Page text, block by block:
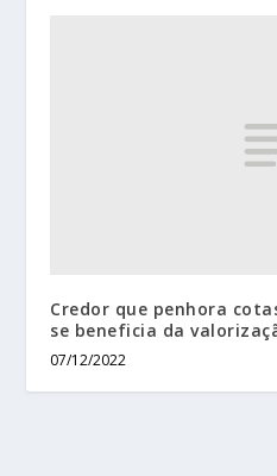
Credor que penhora
se beneficia da
07/12/2022